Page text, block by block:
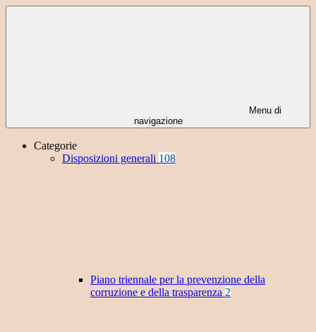
Menu di
navigazione
Categorie
Disposizioni generali 108
Piano triennale per la prevenzione della
corruzione e della trasparenza 2